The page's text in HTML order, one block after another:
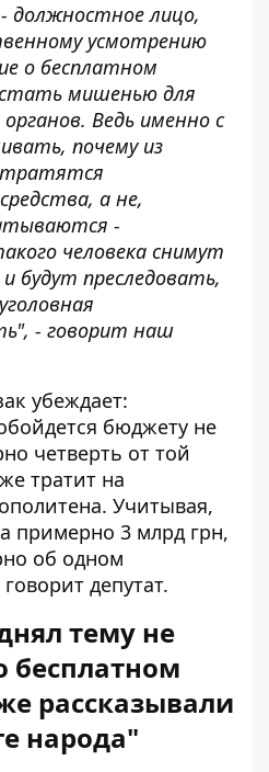
должностное лицо,
усмотрению
о бесплатном
стать мишенью для
Ведь именно с
почему из
а не,
-
человека снимут
будут преследовать,
- говорит наш
убеждает:
бюджету не
четверть от той
тратит на
Учитывая,
примерно 3 млрд грн,
об одном
депутат.
тему не
бесплатном
рассказывали
народа"